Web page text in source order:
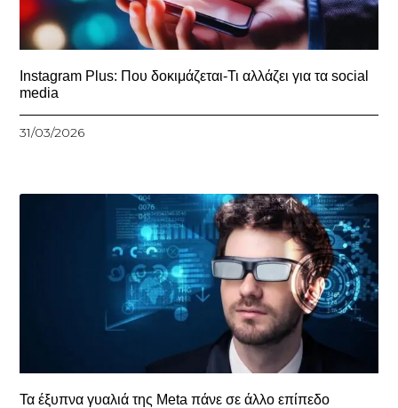
Instagram Plus: Που δοκιμάζεται-Τι αλλάζει για τα social
media
31/03/2026
Τα έξυπνα γυαλιά της Meta πάνε σε άλλο επίπεδο